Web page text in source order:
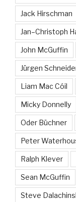
Jack Hirschman
Jan–Christoph
John McGuffin
Jürgen
Liam Mac Cóil
Micky Donnelly
Oder Büchner
Peter
Ralph Klever
Sean McGuffin
Steve